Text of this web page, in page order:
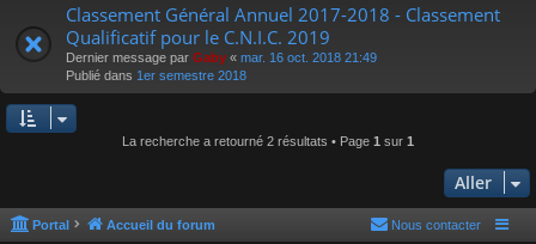
Classement Général Annuel 2017-2018 - Classement
Qualificatif pour le C.N.I.C. 2019
Dernier message par Gaby « mar. 16 oct. 2018 21:49
Publié dans 1er semestre 2018
La recherche a retourné 2 résultats • Page 1 sur 1
Aller
Portal Accueil du forum Nous contacter